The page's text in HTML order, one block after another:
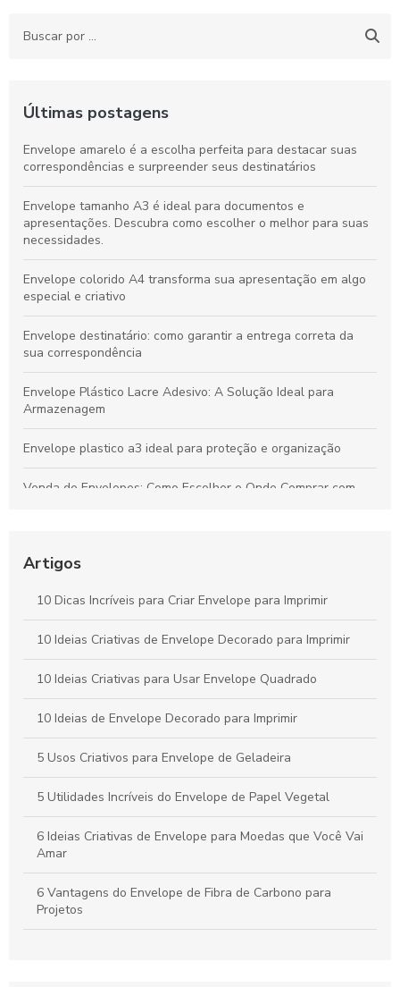
Últimas postagens
Envelope amarelo é a escolha perfeita para destacar suas
correspondências e surpreender seus destinatários
Envelope tamanho A3 é ideal para documentos e
apresentações. Descubra como escolher o melhor para suas
necessidades.
Envelope colorido A4 transforma sua apresentação em algo
especial e criativo
Envelope destinatário: como garantir a entrega correta da
sua correspondência
Envelope Plástico Lacre Adesivo: A Solução Ideal para
Armazenagem
Envelope plastico a3 ideal para proteção e organização
Venda de Envelopes: Como Escolher e Onde Comprar com
e organização
Envelope remetente é essencial para garantir a entrega
correta. Descubra como escolher o ideal para suas
correspondências.
Envelope A4 branco é a escolha ideal para suas
necessidades de apresentação e organização. Descubra suas
Artigos
10 Dicas Incríveis para Criar Envelope para Imprimir
10 Ideias Criativas de Envelope Decorado para Imprimir
10 Ideias Criativas para Usar Envelope Quadrado
10 Ideias de Envelope Decorado para Imprimir
5 Usos Criativos para Envelope de Geladeira
5 Utilidades Incríveis do Envelope de Papel Vegetal
6 Ideias Criativas de Envelope para Moedas que Você Vai
Amar
6 Vantagens do Envelope de Fibra de Carbono para
Projetos